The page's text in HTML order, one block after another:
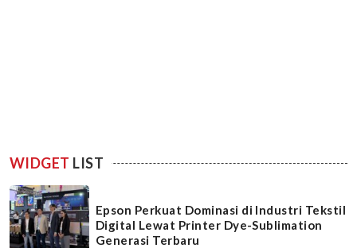
WIDGET LIST
Epson Perkuat Dominasi di Industri Tekstil
Digital Lewat Printer Dye-Sublimation
Generasi Terbaru